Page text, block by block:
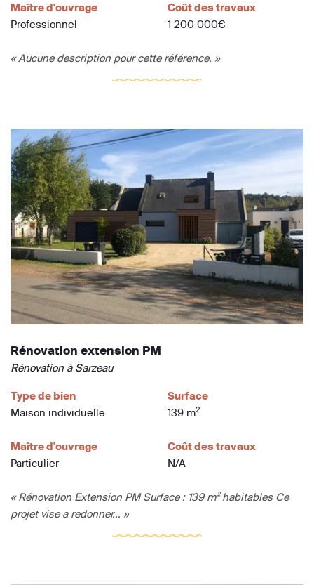
Maître d'ouvrage
Professionnel
Coût des travaux
1 200 000€
« Aucune description pour cette référence. »
Rénovation extension PM
Rénovation à Sarzeau
Type de bien
Maison individuelle
Surface
139 m2
Maître d'ouvrage
Particulier
Coût des travaux
N/A
« Rénovation Extension PM Surface : 139 m² habitables Ce
projet vise a redonner... »